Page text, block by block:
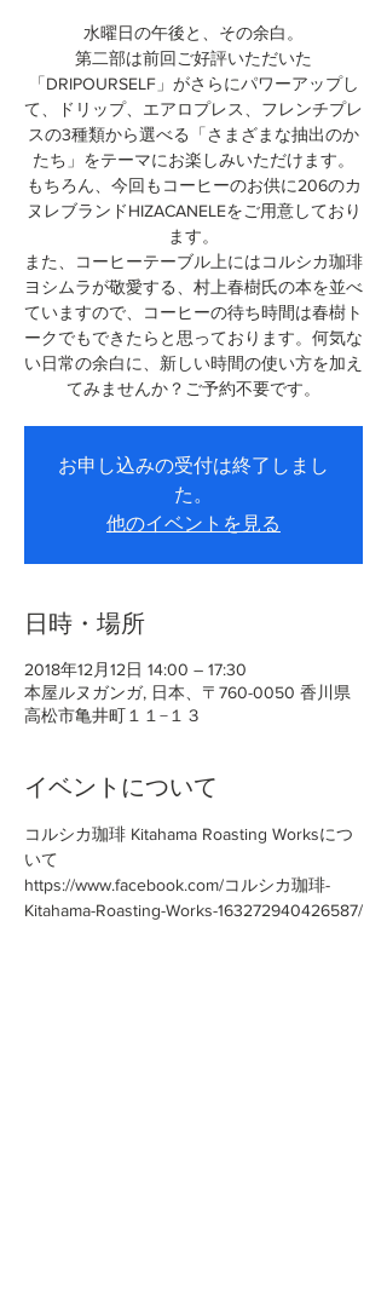
水曜日の午後と、その余白。
第二部は前回ご好評いただいた
「DRIPOURSELF」がさらにパワーアップし
て、ドリップ、エアロプレス、フレンチプレ
スの3種類から選べる「さまざまな抽出のか
たち」をテーマにお楽しみいただけます。
もちろん、今回もコーヒーのお供に206のカ
ヌレブランドHIZACANELEをご用意しており
ます。
また、コーヒーテーブル上にはコルシカ珈琲
ヨシムラが敬愛する、村上春樹氏の本を並べ
ていますので、コーヒーの待ち時間は春樹ト
ークでもできたらと思っております。何気な
い日常の余白に、新しい時間の使い方を加え
てみませんか？ご予約不要です。
お申し込みの受付は終了しまし
た。
他のイベントを見る
日時・場所
2018年12月12日 14:00 – 17:30
本屋ルヌガンガ, 日本、〒760-0050 香川県
高松市亀井町１１−１３
イベントについて
コルシカ珈琲 Kitahama Roasting Worksにつ
いて
https://www.facebook.com/コルシカ珈琲-
Kitahama-Roasting-Works-163272940426587/